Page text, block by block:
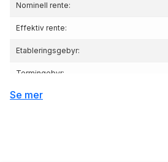
Nominell rente:
Effektiv rente:
Etableringsgebyr:
Termingebyr:
Se mer